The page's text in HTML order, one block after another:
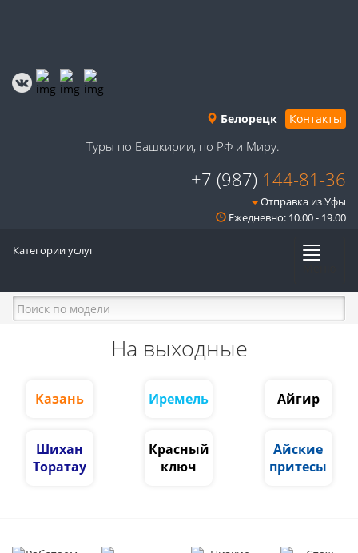
Белорецк Контакты
Туры по Башкирии, по РФ и Миру.
+7 (987) 144-81-36
Отправка из Уфы
Ежедневно: 10.00 - 19.00
Категории услуг
На выходные
Казань Иремель Айгир
Шихан
Торатау
Красный
ключ
Айские
притесы